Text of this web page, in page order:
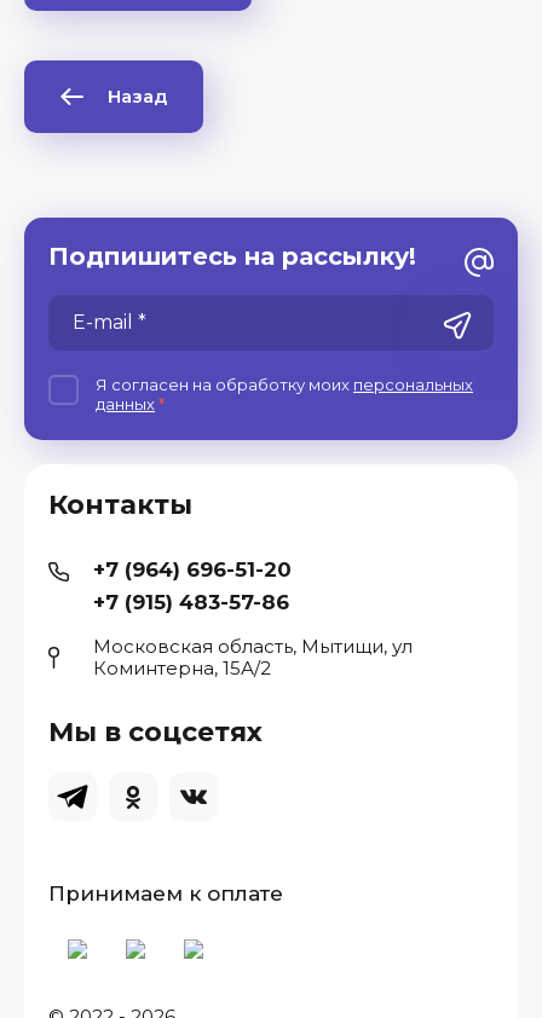
Назад
Контакты
+7 (964) 696-51-20
+7 (915) 483-57-86
Московская область, Мытищи, ул
Коминтерна, 15А/2
Мы в соцсетях
Принимаем к оплате
Подпишитесь на рассылку!
Я согласен на обработку моих персональных
данных*